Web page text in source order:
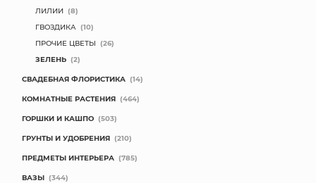
ЛИЛИИ (8)
ГВОЗДИКА (10)
ПРОЧИЕ ЦВЕТЫ (26)
ЗЕЛЕНЬ (2)
СВАДЕБНАЯ ФЛОРИСТИКА (14)
КОМНАТНЫЕ РАСТЕНИЯ (464)
ГОРШКИ И КАШПО (503)
ГРУНТЫ И УДОБРЕНИЯ (210)
ПРЕДМЕТЫ ИНТЕРЬЕРА (785)
ВАЗЫ (344)